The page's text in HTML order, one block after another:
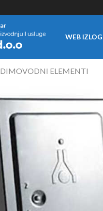
WEB IZLOG
DIMOVODNI ELEMENTI